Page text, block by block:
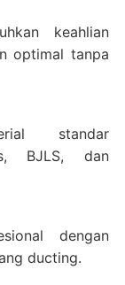
keahlian
optimal tanpa
standar
BJLS, dan
dengan
ducting.